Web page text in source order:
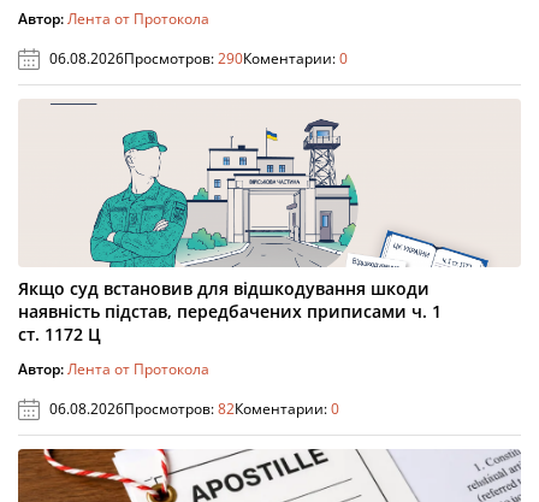
Автор:Лента от Протокола
06.08.2026Просмотров:290Коментарии:0
Якщо суд встановив для відшкодування шкоди
наявність підстав, передбачених приписами ч. 1
ст. 1172 Ц
Автор:Лента от Протокола
06.08.2026Просмотров:82Коментарии:0